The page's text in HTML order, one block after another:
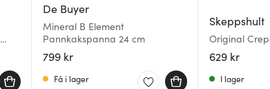
De Buyer
Mineral B Element
Pannkakspanna 24 cm
799 kr
Få i lager
Skeppshult
Original
629 kr
I lager